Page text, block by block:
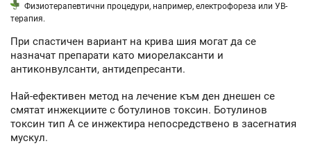
Физиотерапевтични процедури, например, електрофореза или УВ-
терапия.
При спастичен вариант на крива шия могат да се
назначат препарати като миорелаксанти и
антиконвулсанти, антидепресанти.
Най-ефективен метод на лечение към ден днешен се
смятат инжекциите с ботулинов токсин. Ботулинов
токсин тип А се инжектира непосредствено в засегнатия
мускул.